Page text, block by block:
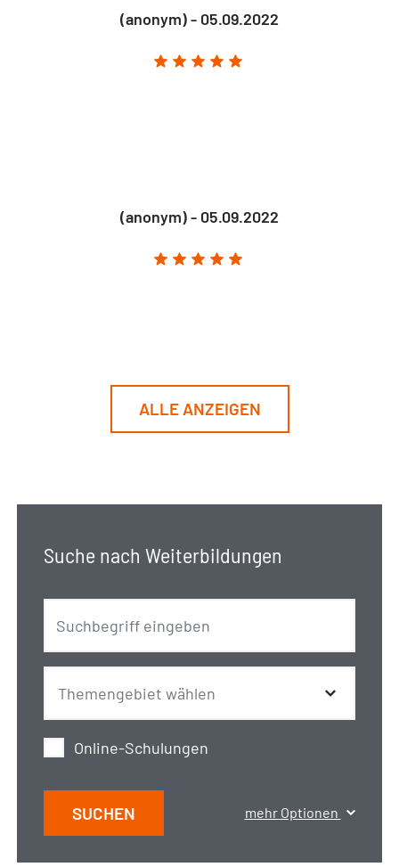
(anonym) - 05.09.2022
(anonym) - 05.09.2022
ALLE ANZEIGEN
Suche nach Weiterbildungen
Online-Schulungen
SUCHEN mehr Optionen